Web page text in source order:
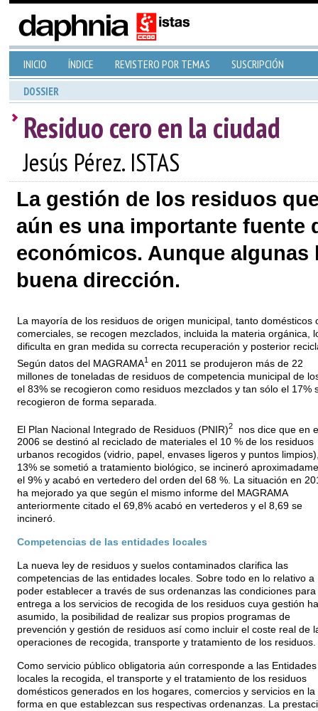
INICIO ÍNDICE REVISTERO POR TEMAS SUSCRIPCIÓN
DOSSIER
Residuo cero en la ciudad
Jesús Pérez. ISTAS
La gestión de los residuos
aún es una importante fuente
económicos. Aunque
buena dirección.
La mayoría de los residuos de origen municipal, tanto domésticos
comerciales, se recogen mezclados, incluida la materia orgánica,
dificulta en gran medida su correcta recuperación y posterior
Según datos del MAGRAMA1en 2011 se produjeron más de 22
millones de toneladas de residuos de competencia municipal de
el 83% se recogieron como residuos mezclados y tan sólo el 17%
recogieron de forma separada.
El Plan Nacional Integrado de Residuos (PNIR)2nos dice que en
2006 se destinó al reciclado de materiales el 10 % de los residuos
urbanos recogidos (vidrio, papel, envases ligeros y puntos
13% se sometió a tratamiento biológico, se incineró
el 9% y acabó en vertedero del orden del 68 %. La situación en
ha mejorado ya que según el mismo informe del MAGRAMA
anteriormente citado el 69,8% acabó en vertederos y el 8,69 se
incineró.
Competencias de las entidades locales
La nueva ley de residuos y suelos contaminados clarifica las
competencias de las entidades locales. Sobre todo en lo relativo a
poder establecer a través de sus ordenanzas las condiciones para
entrega a los servicios de recogida de los residuos cuya gestión
asumido, la posibilidad de realizar sus propios programas de
prevención y gestión de residuos así como incluir el coste real de
operaciones de recogida, transporte y tratamiento de los residuos.
Como servicio público obligatoria aún corresponde a las Entidades
locales la recogida, el transporte y el tratamiento de los residuos
domésticos generados en los hogares, comercios y servicios en la
forma en que establezcan sus respectivas ordenanzas. La